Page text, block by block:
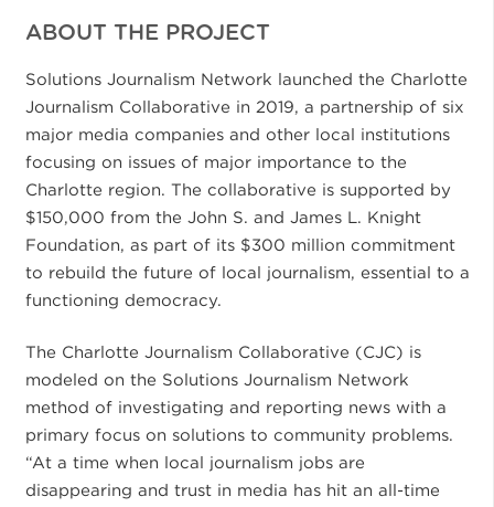
ABOUT THE PROJECT
Solutions Journalism Network launched the Charlotte
Journalism Collaborative in 2019, a partnership of six
major media companies and other local institutions
focusing on issues of major importance to the
Charlotte region. The collaborative is supported by
$150,000 from the John S. and James L. Knight
Foundation, as part of its $300 million commitment
to rebuild the future of local journalism, essential to a
functioning democracy.
The Charlotte Journalism Collaborative (CJC) is
modeled on the Solutions Journalism Network
method of investigating and reporting news with a
primary focus on solutions to community problems.
“At a time when local journalism jobs are
disappearing and trust in media has hit an all-time